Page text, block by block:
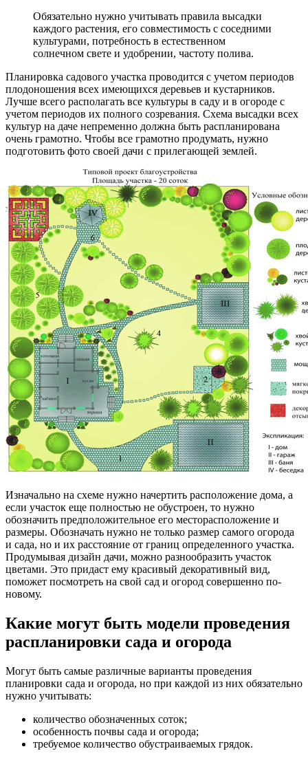
Обязательно нужно учитывать правила высадки
каждого растения, его совместимость с соседними
культурами, потребность в естественном
солнечном свете и удобрении, частоту полива.
Планировка садового участка проводится с учетом периодов
плодоношения всех имеющихся деревьев и кустарников.
Лучше всего располагать все культуры в саду и в огороде с
учетом периодов их полного созревания. Схема высадки всех
культур на даче непременно должна быть распланирована
очень грамотно. Чтобы все грамотно продумать, нужно
подготовить фото своей дачи с прилегающей землей.
Изначально на схеме нужно начертить расположение дома, а
если участок еще полностью не обустроен, то нужно
обозначить предположительное его месторасположение и
размеры. Обозначать нужно не только размер самого огорода
и сада, но и их расстояние от границ определенного участка.
Продумывая дизайн дачи, можно разнообразить участок
цветами. Это придаст ему красивый декоративный вид,
поможет посмотреть на свой сад и огород совершенно по-
новому.
Какие могут быть модели проведения
распланировки сада и огорода
Могут быть самые различные варианты проведения
планировки сада и огорода, но при каждой из них обязательно
нужно учитывать:
количество обозначенных соток;
особенность почвы сада и огорода;
требуемое количество обустраиваемых грядок.